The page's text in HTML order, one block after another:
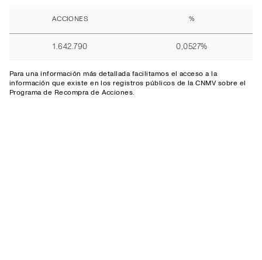
ACCIONES %
1.642.790 0,0527%
Para una información más detallada facilitamos el accesoa la
información que existe en los registros públicos de la CNMV sobre el
Programa de Recompra de Acciones.